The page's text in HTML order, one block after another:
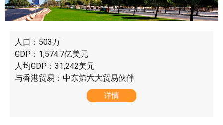
人口：503万
GDP：1,574.7亿美元
人均GDP：31,242美元
与香港贸易：中东第六大贸易伙伴
详情